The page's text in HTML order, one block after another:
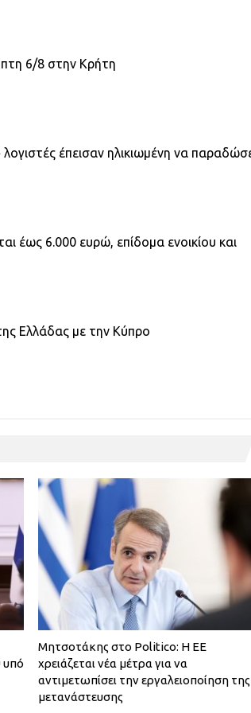
6/8 στην Κρήτη
έπεισαν ηλικιωμένη να
έως 6.000 ευρώ, επίδομα ενοικίου και
Ελλάδας με την Κύπρο
υπό
Μητσοτάκης στο Politico: Η ΕΕ
χρειάζεται νέα μέτρα για να
αντιμετωπίσει την εργαλειοποίηση της
μετανάστευσης